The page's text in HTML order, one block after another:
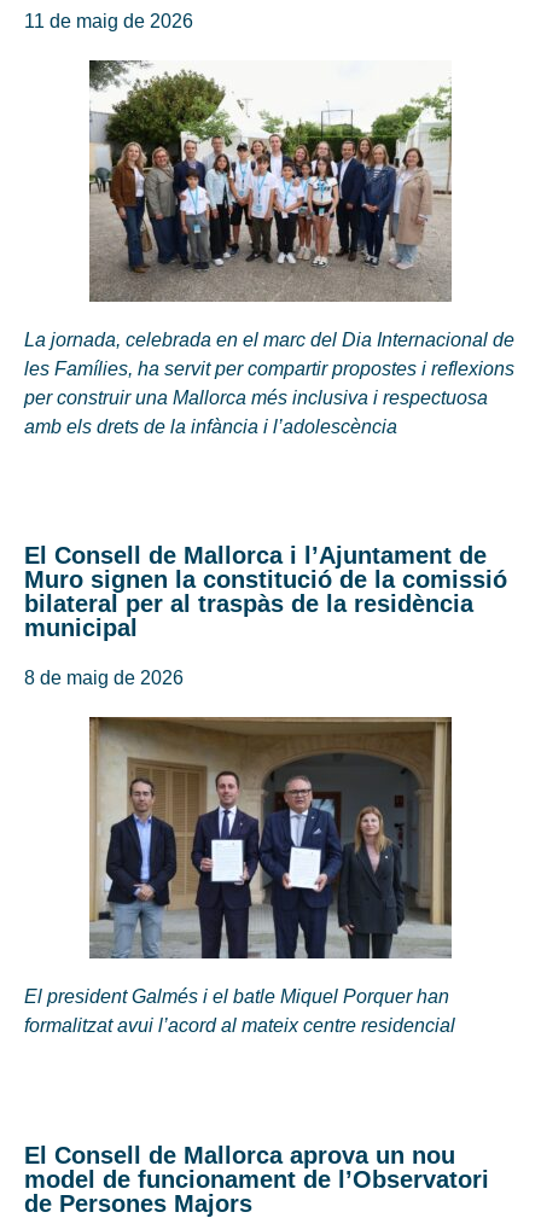
11 de maig de 2026
La jornada, celebrada en el marc del Dia Internacional de
les Famílies, ha servit per compartir propostes i reflexions
per construir una Mallorca més inclusiva i respectuosa
amb els drets de la infància i l’adolescència
El Consell de Mallorca i l’Ajuntament de
Muro signen la constitució de la comissió
bilateral per al traspàs de la residència
municipal
8 de maig de 2026
El president Galmés i el batle Miquel Porquer han
formalitzat avui l’acord al mateix centre residencial
El Consell de Mallorca aprova un nou
model de funcionament de l’Observatori
de Persones Majors